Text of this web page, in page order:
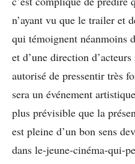
n’ayant vu que le trailer et
qui témoignent néanmoins
et d’une direction
autorisé de pressentir très
sera un événement
plus prévisible que la
est pleine d’un bon sens
dans le-jeune-cinéma-qui-